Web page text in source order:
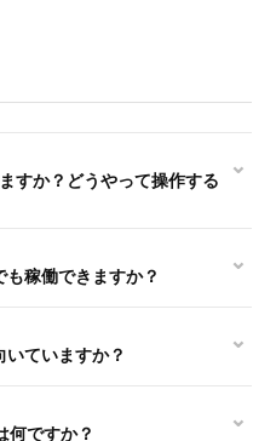
すか？どうやって操作する
⌄
稼働できますか？
⌄
いていますか？
⌄
何ですか？
⌄